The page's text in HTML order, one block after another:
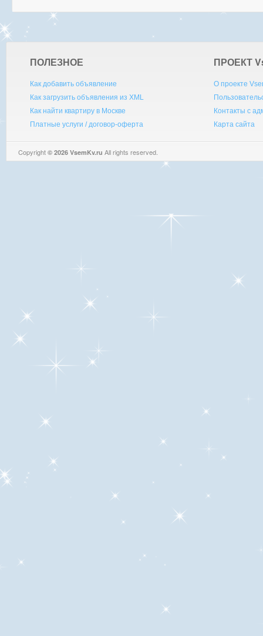
ПОЛЕЗНОЕ
Как добавить объявление
Как загрузить объявления из XML
Как найти квартиру в Москве
Платные услуги / договор-оферта
ПРОЕКТ V
О проекте
Контакты с
Карта сайта
Copyright © 2026 VsemKv.ru All rights reserved.